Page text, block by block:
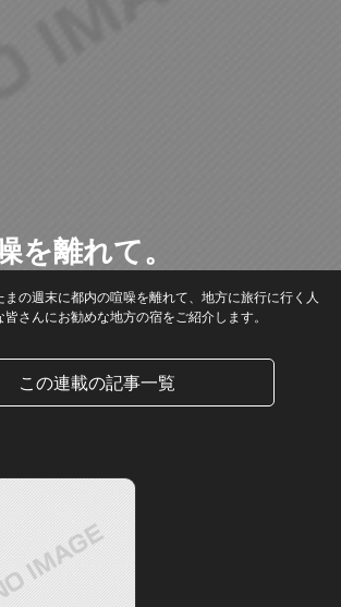
を離れて。
の週末に都内の喧噪を離れて、地方に旅行に行く人
さんにお勧めな地方の宿をご紹介します。
この連載の記事一覧